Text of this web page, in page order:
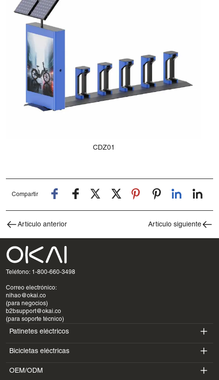
CDZ01
Compartir
Artículo anterior Artículo siguiente
Teléfono: 1-800-660-3498
Correo electrónico:
nihao@okai.co
(para negocios)
b2bsupport@okai.co
(para soporte técnico)
Patinetes eléctricos
ES400A
ES410
Bicicletas eléctricas
EB100B
OEM/ODM